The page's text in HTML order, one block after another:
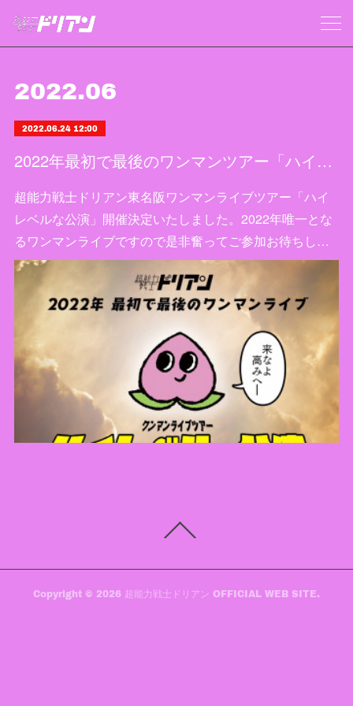
2022.06
2022.06.24 12:00
2022年最初で最後のワンマンツアー「ハイレベルな公演」開催決定
超能力戦士ドリアン東名阪ワンマンライブツアー「ハイ
レベルな公演」開催決定いたしました。2022年唯一とな
るワンマンライブですので是非奮ってご参加お待ちし…
Copyright © 2026 超能力戦士ドリアン OFFICIAL WEB SITE.